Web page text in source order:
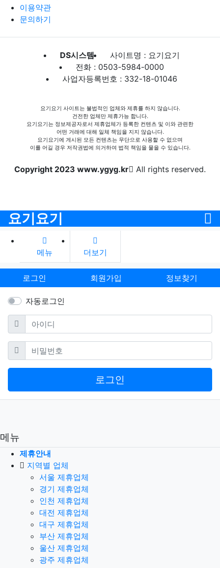
이용약관
문의하기
DS시스템
사이트명 : 요기요기
전화 : 0503-5984-0000
사업자등록번호 : 332-18-01046
요기요기 사이트는 불법적인 업체와 제휴를 하지 않습니다.
건전한 업체만 제휴가능 합니다.
요기요기는 정보제공자로서 제휴업체가 등록한 컨텐츠 및 이와 관련한
어떤 거래에 대해 일체 책임을 지지 않습니다.
요기요기에 게시된 모든 컨텐츠는 무단으로 사용할 수 없으며
이를 어길 경우 저작권법에 의거하여 법적 책임을 물을 수 있습니다.
Copyright 2023 www.ygyg.kr All rights reserved.
요기요기
메뉴 더보기
로그인 회원가입 정보찾기
자동로그인
아이디
필수
비밀번호필수
로그인
메뉴
제휴안내
지역별 업체
서울 제휴업체
경기 제휴업체
인천 제휴업체
대전 제휴업체
대구 제휴업체
부산 제휴업체
울산 제휴업체
광주 제휴업체